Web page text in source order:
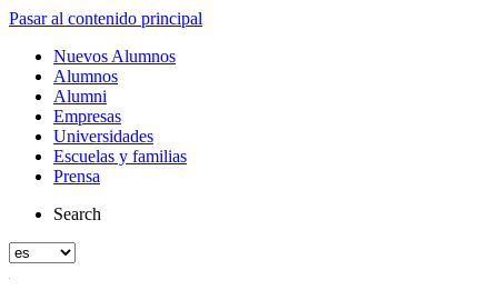
Pasar al contenido principal
Nuevos Alumnos
Alumnos
Alumni
Empresas
Universidades
Escuelas y familias
Prensa
Search